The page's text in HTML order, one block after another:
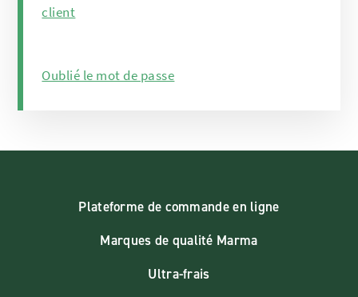
client
Oublié le mot de passe
Plateforme de commande en ligne
Marques de qualité Marma
Ultra-frais